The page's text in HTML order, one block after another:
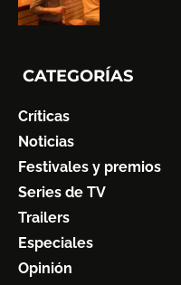
CATEGORÍAS
Críticas
Noticias
Festivales y premios
Series de TV
Trailers
Especiales
Opinión